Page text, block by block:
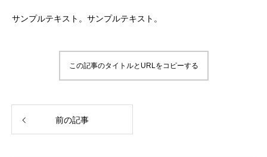
サンプルテキスト。サンプルテキスト。
この記事のタイトルとURLをコピーする
前の記事